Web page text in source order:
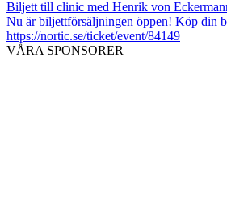
Biljett till clinic med Henrik von
Nu är biljettförsäljningen öppen! Köp din
https://nortic.se/ticket/event/84149
VÅRA SPONSORER